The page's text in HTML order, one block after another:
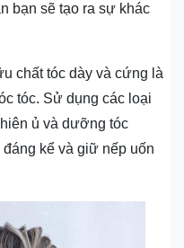
bạn sẽ tạo ra sự khác
chất tóc dày và cứng là
tóc. Sử dụng các loại
ủ và dưỡng tóc
kể và giữ nếp uốn